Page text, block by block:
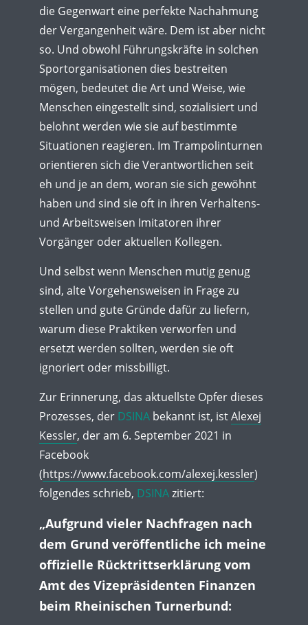
die Gegenwart eine perfekte Nachahmung
der Vergangenheit wäre. Dem ist aber nicht
so. Und obwohl Führungskräfte in solchen
Sportorganisationen dies bestreiten
mögen, bedeutet die Art und Weise, wie
Menschen eingestellt sind, sozialisiert und
belohnt werden wie sie auf bestimmte
Situationen reagieren. Im Trampolinturnen
orientieren sich die Verantwortlichen seit
eh und je an dem, woran sie sich gewöhnt
haben und sind sie oft in ihren Verhaltens-
und Arbeitsweisen Imitatoren ihrer
Vorgänger oder aktuellen Kollegen.
Und selbst wenn Menschen mutig genug
sind, alte Vorgehensweisen in Frage zu
stellen und gute Gründe dafür zu liefern,
warum diese Praktiken verworfen und
ersetzt werden sollten, werden sie oft
ignoriert oder missbilligt.
Zur Erinnerung, das aktuellste Opfer dieses
Prozesses, der DSINA bekannt ist, istAlexej
Kessler, der am 6. September 2021 in
Facebook
(https://www.facebook.com/alexej.kessler)
folgendes schrieb, DSINAzitiert:
„Aufgrund vieler Nachfragen nach
dem Grund veröffentliche ich meine
offizielle Rücktrittserklärung vom
Amt des Vizepräsidenten Finanzen
beim Rheinischen Turnerbund: